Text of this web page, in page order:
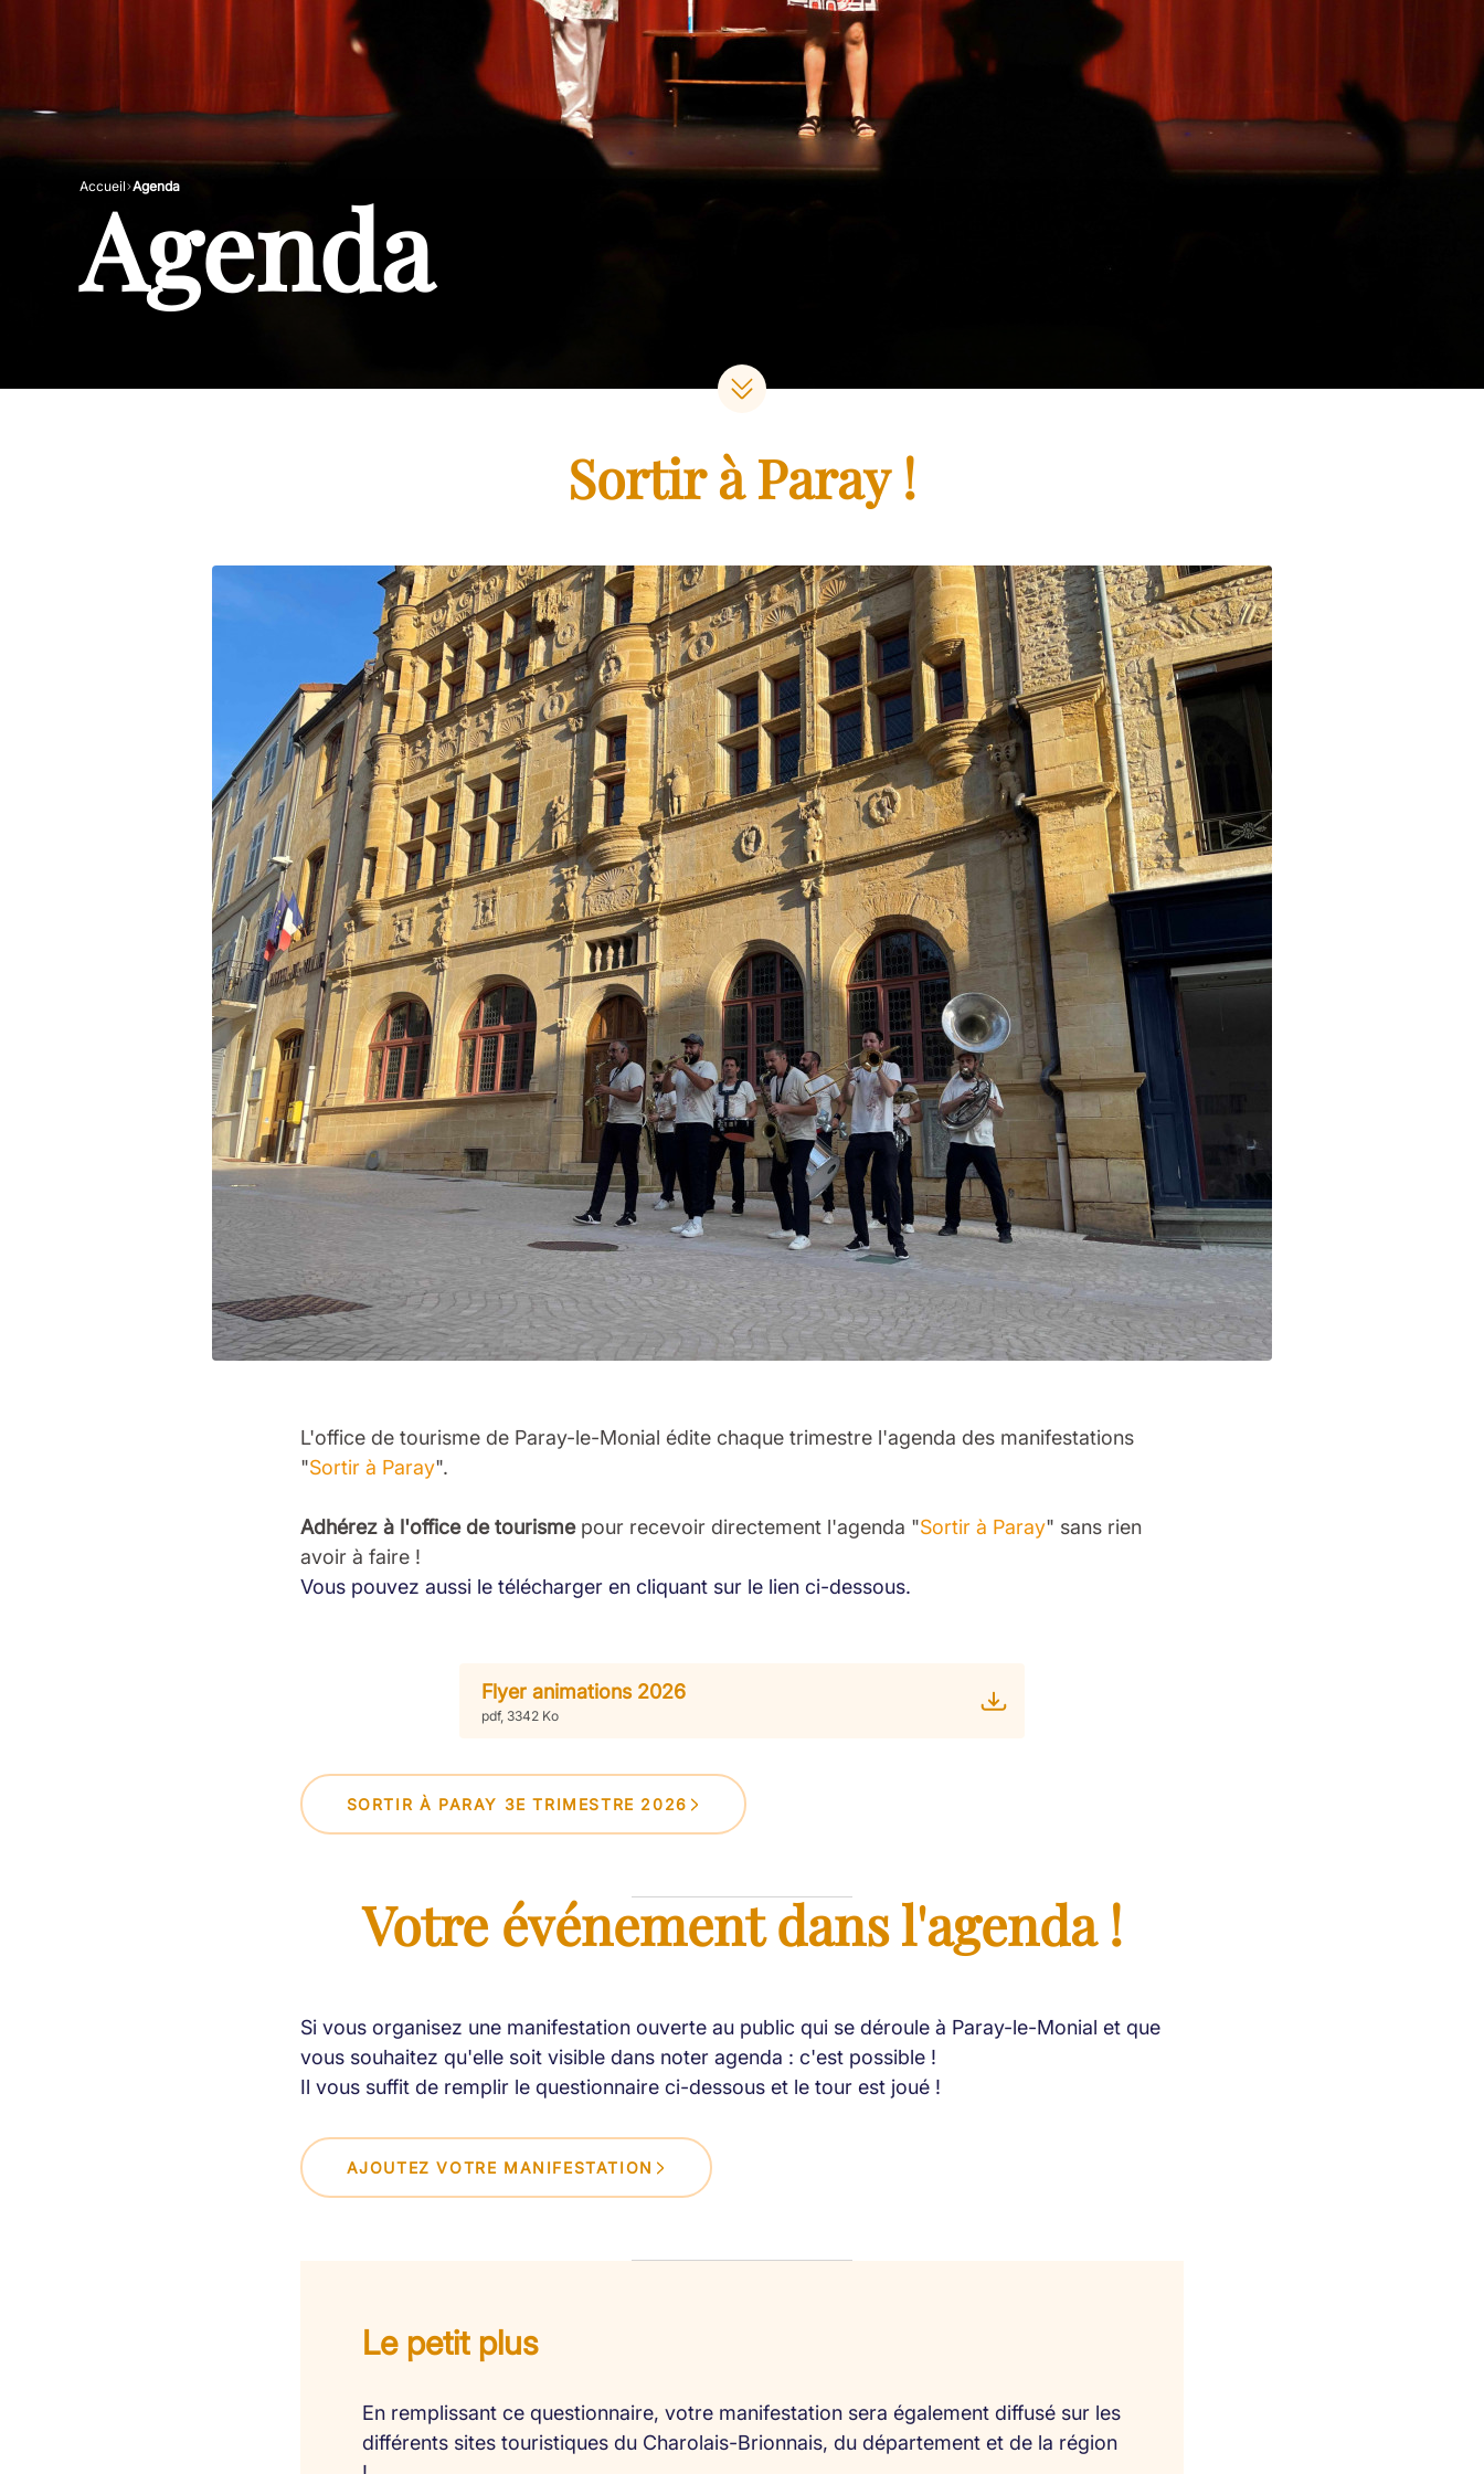
Accueil Agenda
Agenda
Sortir à Paray !
L'office de tourisme de Paray-le-Monial édite chaque trimestre l'agenda des manifestations
"Sortir à Paray".
Adhérez à l'office de tourismepour recevoir directement l'agenda "Sortir à Paray" sans rien
avoir à faire !
Vous pouvez aussi le télécharger en cliquant sur le lien ci-dessous.
Flyer animations 2026
pdf, 3342 Ko
SORTIR À PARAY 3E TRIMESTRE 2026
Votre événement dans l'agenda !
Si vous organisez une manifestation ouverte au public qui se déroule à Paray-le-Monial et que
vous souhaitez qu'elle soit visible dans noter agenda : c'est possible !
Il vous suffit de remplir le questionnaire ci-dessous et le tour est joué !
AJOUTEZ VOTRE MANIFESTATION
Le petit plus
En remplissant ce questionnaire, votre manifestation sera également diffusé sur les
différents sites touristiques du Charolais-Brionnais, du département et de la région